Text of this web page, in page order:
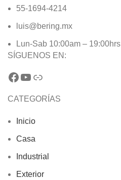
55-1694-4214
luis@bering.mx
Lun-Sab 10:00am – 19:00hrs
SÍGUENOS EN:
CATEGORÍAS
Inicio
Casa
Industrial
Exterior